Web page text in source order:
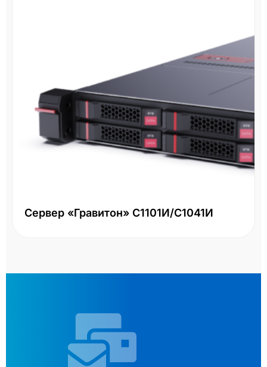
Сервер «Гравитон» С1101И/С1041И